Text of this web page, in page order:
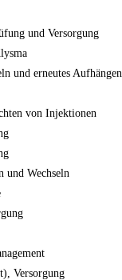
und Versorgung
und erneutes Aufhängen
von Injektionen
und Wechseln
Versorgung